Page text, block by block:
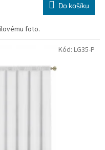
Do košíku
foto.
Kód: LG35-P